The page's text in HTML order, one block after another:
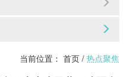
当前位置： 首页 / 热点聚焦